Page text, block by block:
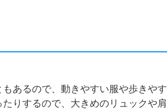
あるので、動きやすい服や歩きやす
りするので、大きめのリュックや肩